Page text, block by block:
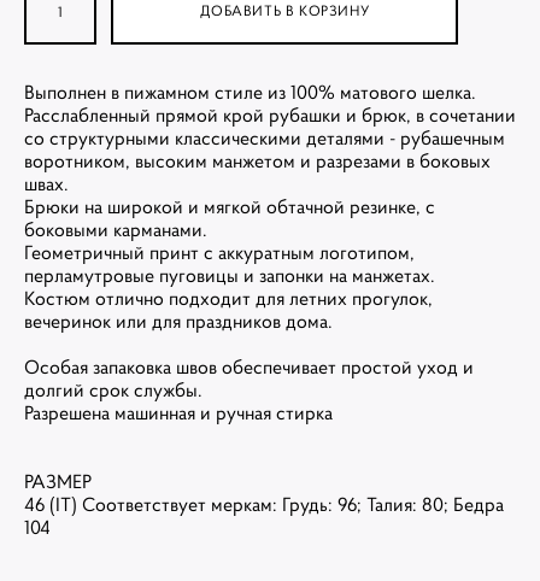
ДОБАВИТЬ В КОРЗИНУ
Выполнен в пижамном стиле из 100% матового шелка.
Расслабленный прямой крой рубашки и брюк, в сочетании
со структурными классическими деталями - рубашечным
воротником, высоким манжетом и разрезами в боковых
швах.
Брюки на широкой и мягкой обтачной резинке, с
боковыми карманами.
Геометричный принт с аккуратным логотипом,
перламутровые пуговицы и запонки на манжетах.
Костюм отлично подходит для летних прогулок,
вечеринок или для праздников дома.
Особая запаковка швов обеспечивает простой уход и
долгий срок службы.
Разрешена машинная и ручная стирка
РАЗМЕР
46 (IT) Соответствует меркам: Грудь: 96; Талия: 80; Бедра
104